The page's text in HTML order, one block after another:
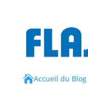
Accueil du Blog